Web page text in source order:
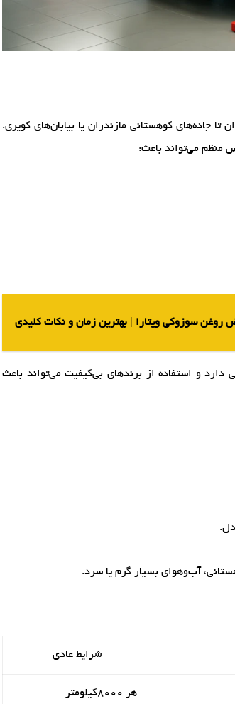
جاده‌های کوهستانی مازندران یا بیابان‌های کویری.
منظم می‌تواند باعث:
روغن سوزوکی ویتارا | بهترین زمان و نکات کلیدی
و استفاده از برندهای بی‌کیفیت می‌تواند باعث
آب‌وهوای بسیار گرم یا سرد.
شرایط عادی
هر 8000کیلومتر